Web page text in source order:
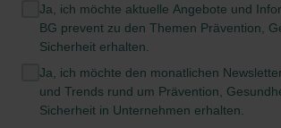
Ja, ich möchte aktuelle Angebote und
BG prevent zu den Themen Prävention,
Sicherheit erhalten.
Ja, ich möchte den monatlichen
und Trends rund um Prävention,
Sicherheit in Unternehmen erhalten.